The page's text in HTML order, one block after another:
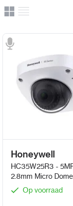
Uitzicht
Rooster
Lijst
Honeywell
HC35W25R3 -
2.8mm Micro Dome
Op voorraad